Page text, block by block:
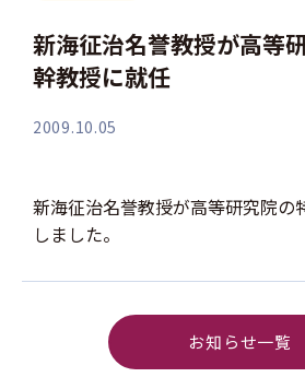
新海征治名誉教授が高等
幹教授に就任
2009.10.05
新海征治名誉教授が高等研究院の
しました。
お知らせ一覧